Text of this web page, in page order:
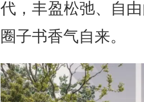
代，丰盈松弛、自
圈子书香气自来。